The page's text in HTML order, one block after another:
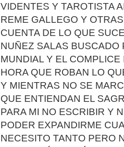
VIDENTES Y TAROTISTA
REME GALLEGO Y
CUENTA DE LO QUE
NUÑEZ SALAS BUSCADO
MUNDIAL Y EL
HORA QUE ROBAN LO
Y MIENTRAS NO SE
QUE ENTIENDAN EL
PARA MI NO ESCRIBIR Y
PODER EXPANDIRME
NECESITO TANTO PERO